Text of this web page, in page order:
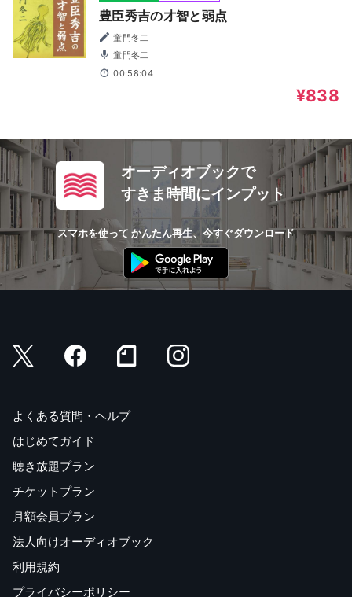
豊臣秀吉の才智と弱点
童門冬二
童門冬二
00:58:04
¥838
オーディオブックで
すきま時間にインプット
スマホを使って かんたん再生、今すぐダウンロード
よくある質問・ヘルプ
はじめてガイド
聴き放題プラン
チケットプラン
月額会員プラン
法人向けオーディオブック
利用規約
プライバシーポリシー